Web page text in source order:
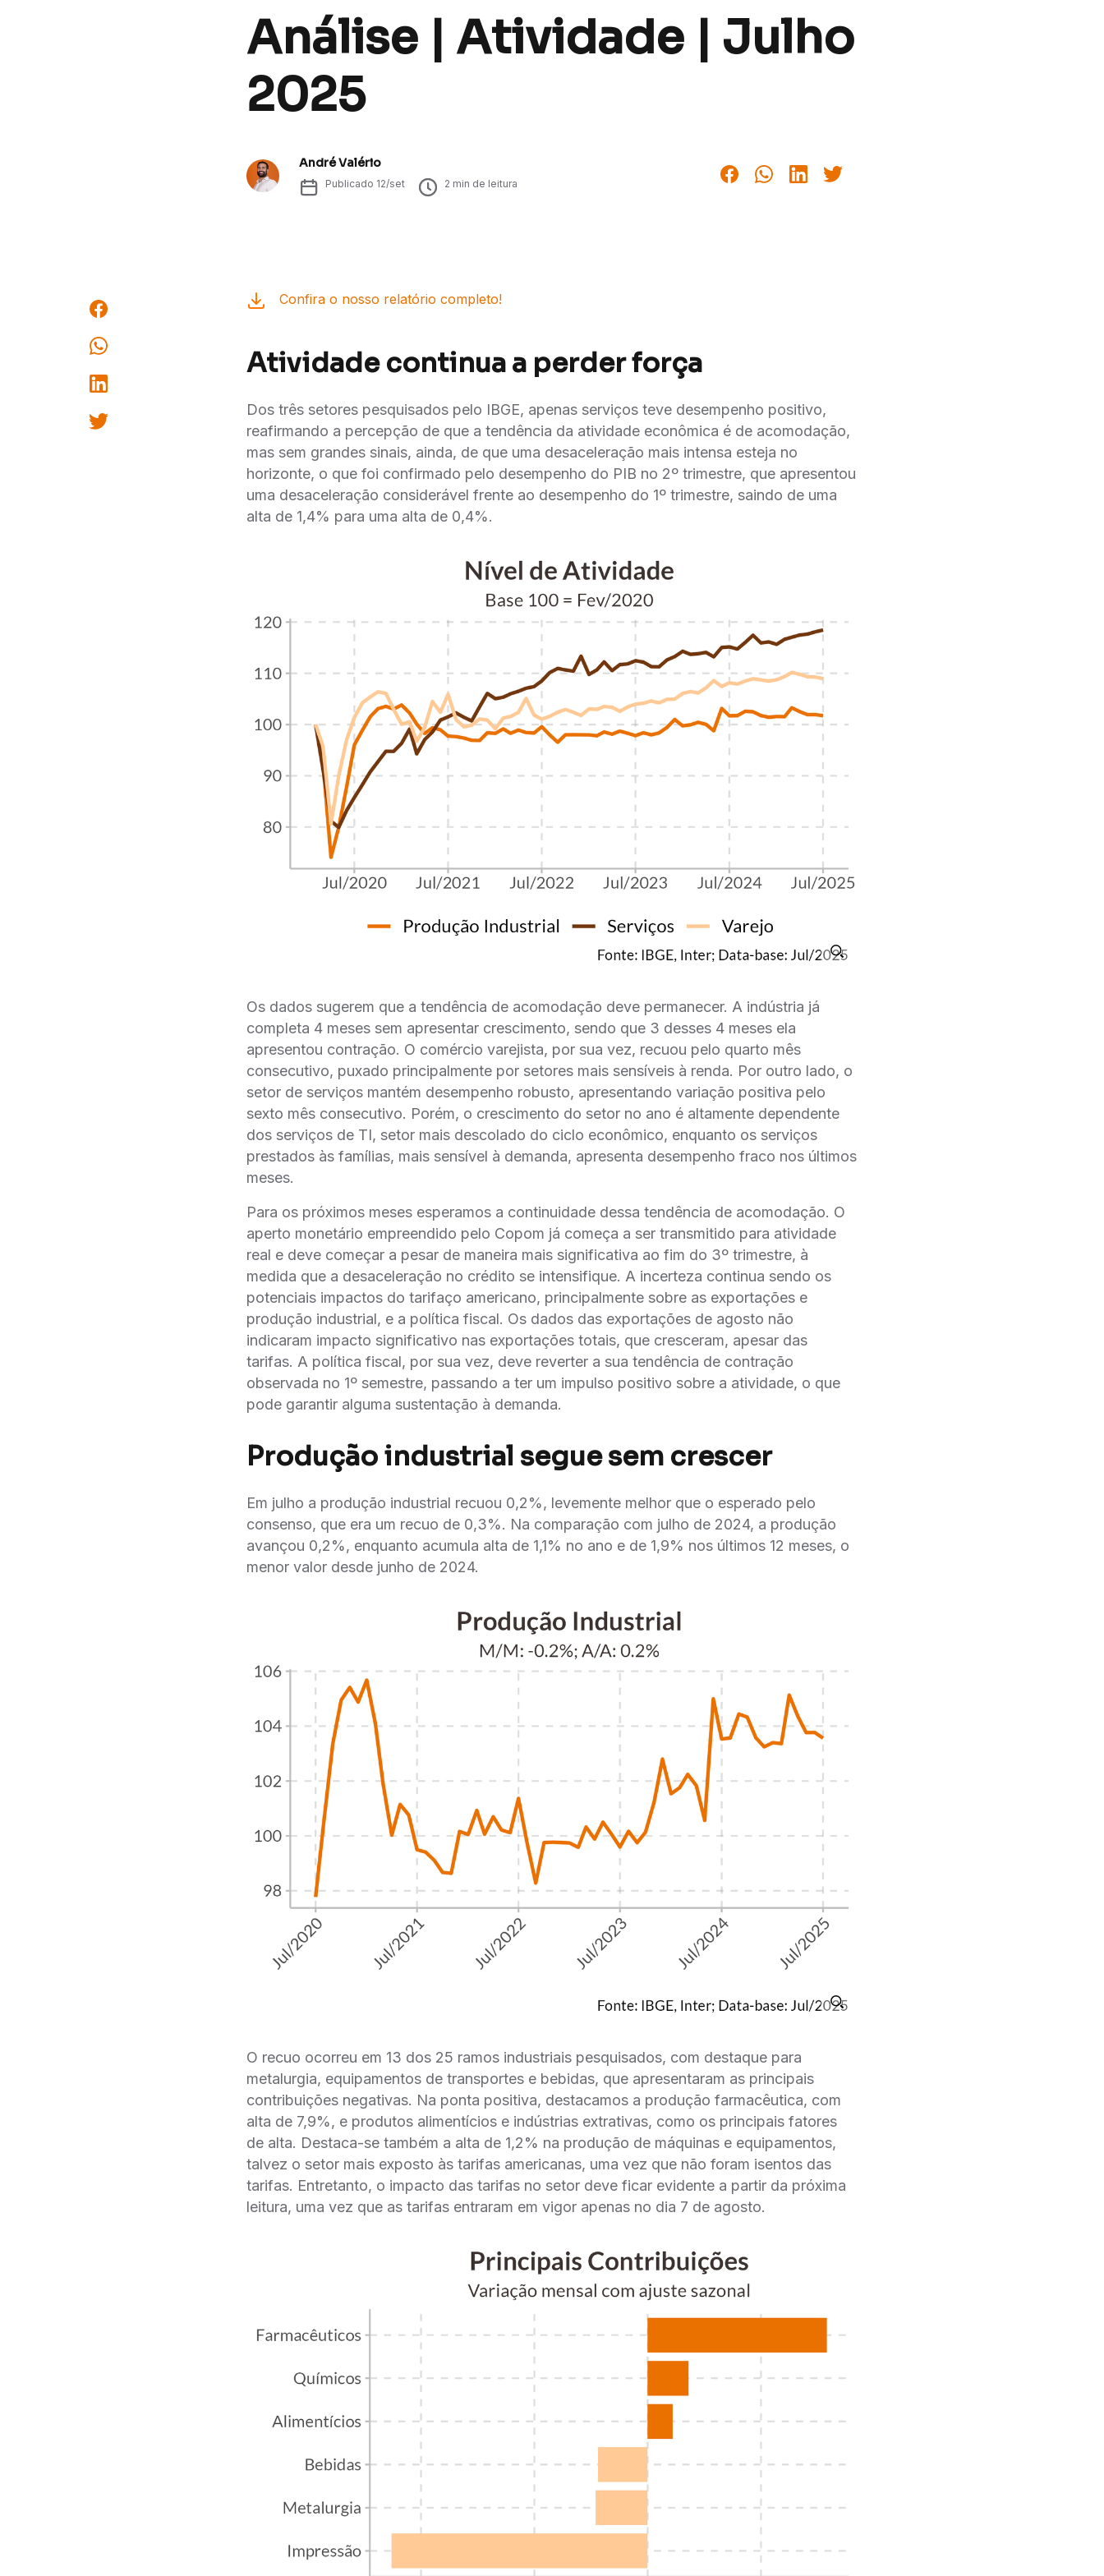
Análise | Atividade | Julho
2025
André Valério
Publicado 12/set 2 min de leitura
Confira o nosso relatório completo!
Atividade continua a perder força
Dos três setores pesquisados pelo IBGE, apenas serviços teve desempenho positivo,
reafirmando a percepção de que a tendência da atividade econômica é de acomodação,
mas sem grandes sinais, ainda, de que uma desaceleração mais intensa esteja no
horizonte, o que foi confirmado pelo desempenho do PIB no 2º trimestre, que apresentou
uma desaceleração considerável frente ao desempenho do 1º trimestre, saindo de uma
alta de 1,4% para uma alta de 0,4%.
Os dados sugerem que a tendência de acomodação deve permanecer. A indústria já
completa 4 meses sem apresentar crescimento, sendo que 3 desses 4 meses ela
apresentou contração. O comércio varejista, por sua vez, recuou pelo quarto mês
consecutivo, puxado principalmente por setores mais sensíveis à renda. Por outro lado, o
setor de serviços mantém desempenho robusto, apresentando variação positiva pelo
sexto mês consecutivo. Porém, o crescimento do setor no ano é altamente dependente
dos serviços de TI, setor mais descolado do ciclo econômico, enquanto os serviços
prestados às famílias, mais sensível à demanda, apresenta desempenho fraco nos últimos
meses.
Para os próximos meses esperamos a continuidade dessa tendência de acomodação. O
aperto monetário empreendido pelo Copom já começa a ser transmitido para atividade
real e deve começar a pesar de maneira mais significativa ao fim do 3º trimestre, à
medida que a desaceleração no crédito se intensifique. A incerteza continua sendo os
potenciais impactos do tarifaço americano, principalmente sobre as exportações e
produção industrial, e a política fiscal. Os dados das exportações de agosto não
indicaram impacto significativo nas exportações totais, que cresceram, apesar das
tarifas. A política fiscal, por sua vez, deve reverter a sua tendência de contração
observada no 1º semestre, passando a ter um impulso positivo sobre a atividade, o que
pode garantir alguma sustentação à demanda.
Produção industrial segue sem crescer
Em julho a produção industrial recuou 0,2%, levemente melhor que o esperado pelo
consenso, que era um recuo de 0,3%. Na comparação com julho de 2024, a produção
avançou 0,2%, enquanto acumula alta de 1,1% no ano e de 1,9% nos últimos 12 meses, o
menor valor desde junho de 2024.
O recuo ocorreu em 13 dos 25 ramos industriais pesquisados, com destaque para
metalurgia, equipamentos de transportes e bebidas, que apresentaram as principais
contribuições negativas. Na ponta positiva, destacamos a produção farmacêutica, com
alta de 7,9%, e produtos alimentícios e indústrias extrativas, como os principais fatores
de alta. Destaca-se também a alta de 1,2% na produção de máquinas e equipamentos,
talvez o setor mais exposto às tarifas americanas, uma vez que não foram isentos das
tarifas. Entretanto, o impacto das tarifas no setor deve ficar evidente a partir da próxima
leitura, uma vez que as tarifas entraram em vigor apenas no dia 7 de agosto.